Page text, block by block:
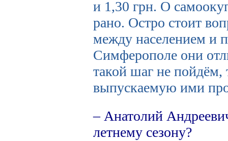
и 1,30 грн. О
рано. Остро стоит
между населением и
Симферополе они
такой шаг не пойдём,
выпускаемую ими
– Анатолий
летнему сезону?